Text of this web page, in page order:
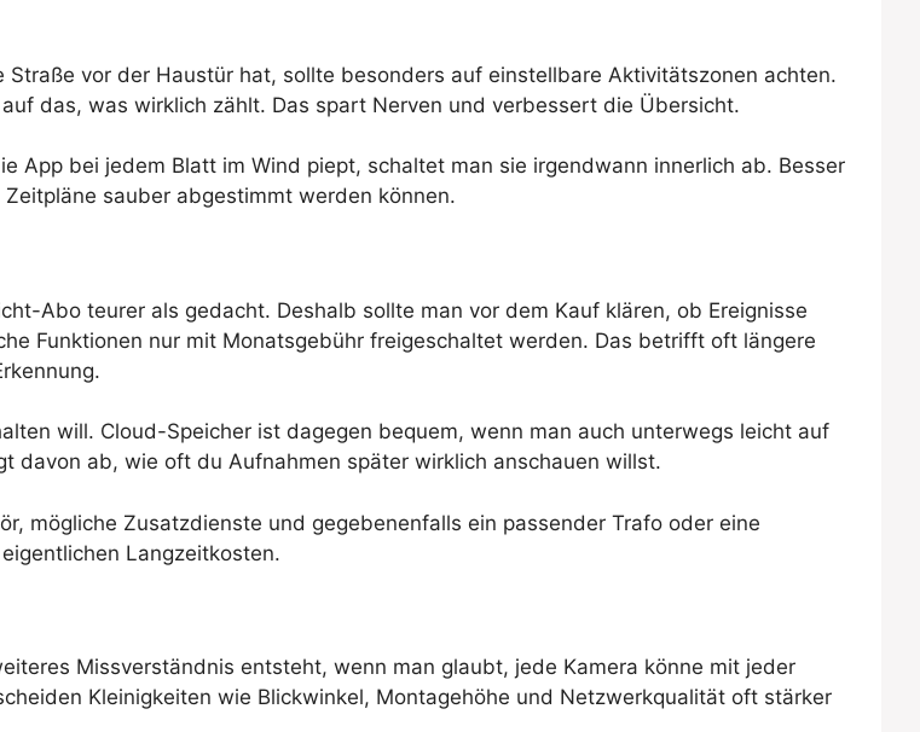
vor der Haustür hat, sollte besonders auf einstellbare Aktivitätszonen achten.
das, was wirklich zählt. Das spart Nerven und verbessert die Übersicht.
App bei jedem Blatt im Wind piept, schaltet man sie irgendwann innerlich ab. Besser
sauber abgestimmt werden können.
Abo teurer als gedacht. Deshalb sollte man vor dem Kauf klären, ob Ereignisse
Funktionen nur mit Monatsgebühr freigeschaltet werden. Das betrifft oft längere
will. Cloud-Speicher ist dagegen bequem, wenn man auch unterwegs leicht auf
davon ab, wie oft du Aufnahmen später wirklich anschauen willst.
mögliche Zusatzdienste und gegebenenfalls ein passender Trafo oder eine
Langzeitkosten.
Missverständnis entsteht, wenn man glaubt, jede Kamera könne mit jeder
Kleinigkeiten wie Blickwinkel, Montagehöhe und Netzwerkqualität oft stärker